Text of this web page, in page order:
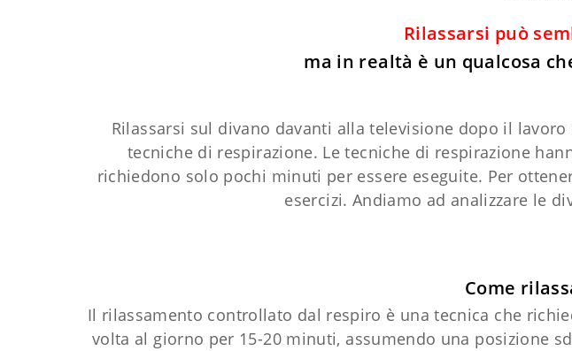
Rilassarsi può
ma in realtà è un qualcosa
Rilassarsi sul divano davanti alla televisione dopo il
tecniche di respirazione. Le tecniche di respirazione
richiedono solo pochi minuti per essere eseguite. Per
esercizi. Andiamo ad analizzare le
Come
Il rilassamento controllato dal respiro è una tecnica che
volta al giorno per 15-20 minuti, assumendo una posizione